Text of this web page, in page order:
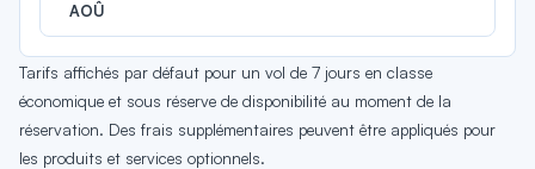
AOÛ
Tarifs affichés par défaut pour un vol de 7 jours en classe
économique et sous réserve de disponibilité au moment de la
réservation. Des frais supplémentaires peuvent être appliqués pour
les produits et services optionnels.